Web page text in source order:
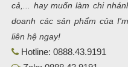
cả,... hay muốn làm chi
doanh các sản phẩm của
liên hệ ngay!
Hotline:0888.43.9191